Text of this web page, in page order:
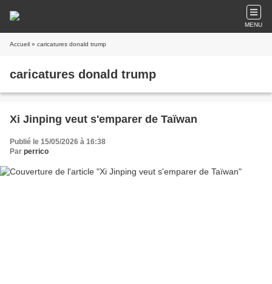
MENU
Accueil » caricatures donald trump
caricatures donald trump
Xi Jinping veut s'emparer de Taïwan
Publié le 15/05/2026 à 16:38
Par perrico